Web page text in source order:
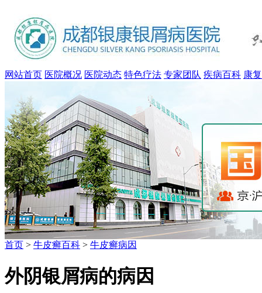
网站首页 医院概况 医院动态 特色疗法 专家团队 疾病百科 康
首页 > 牛皮癣百科 > 牛皮癣病因
外阴银屑病的病因